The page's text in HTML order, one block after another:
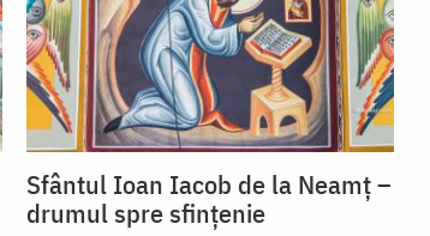
Sfântul Ioan Iacob de la Neamț –
drumul spre sfințenie